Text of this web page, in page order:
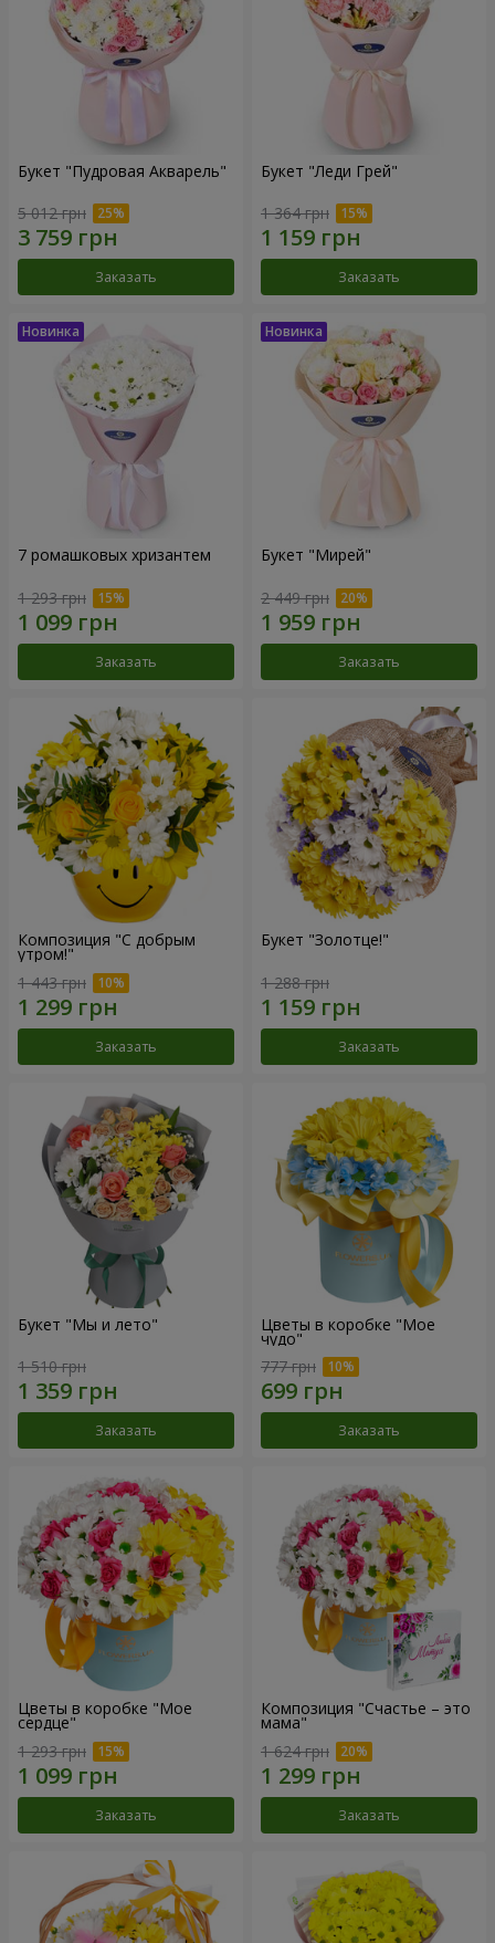
Букет "Пудровая Акварель"
5 012 грн
Заказать
Букет "Леди Грей"
1 364 грн
Заказать
7 ромашковых хризантем
1 293 грн
Заказать
Букет "Мирей"
2 449 грн
Заказать
Композиция "С добрым
утром!"
1 443 грн
Заказать
Букет "Золотце!"
1 288 грн
Заказать
Букет "Мы и лето"
1 510 грн
Заказать
Цветы в коробке "Мое
чудо"
777 грн
Заказать
Цветы в коробке "Мое
сердце"
1 293 грн
Заказать
Композиция "Счастье – это
мама"
1 624 грн
Заказать